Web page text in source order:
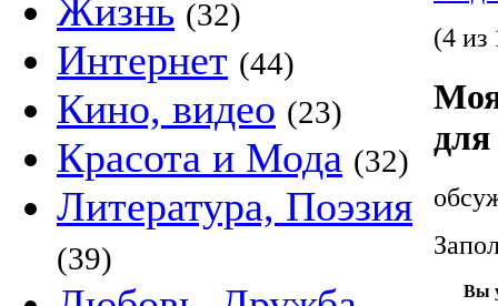
Жизнь (32)
Интернет (44)
Кино, видео (23)
Красота и Мода (32)
Литература, Поэзия
(39)
(4 из
для
Вы